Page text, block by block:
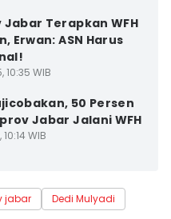
Jabar Terapkan WFH
Erwan: ASN Harus
10:35 WIB
50 Persen
Jabar Jalani WFH
WIB
jabar
Dedi Mulyadi